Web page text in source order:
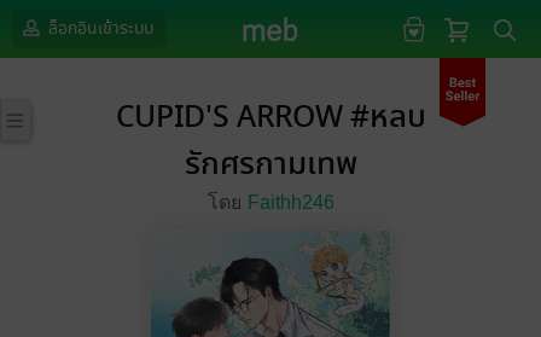
ล็อกอินเข้าระบบ
CUPID'S ARROW #หลบ
รักศรกามเทพ
โดย Faithh246